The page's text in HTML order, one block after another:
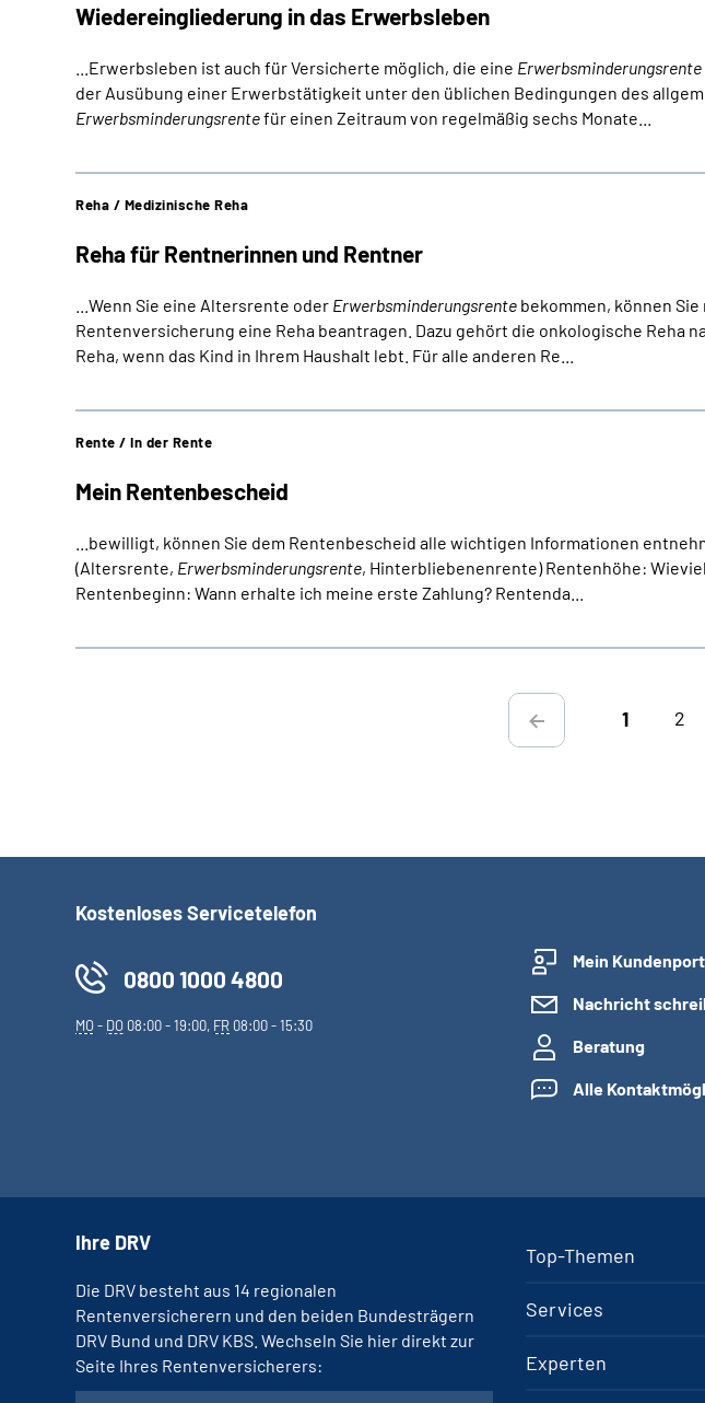
Wiedereingliederung in das Erwerbsleben
...Erwerbsleben ist auch für Versicherte möglich, die eine Erwerbsminderungsrente
der Ausübung einer Erwerbstätigkeit unter den üblichen Bedingungen des
Erwerbsminderungsrentefür einen Zeitraum von regelmäßig sechs Monate...
Reha für Rentnerinnen und Rentner
Reha / Medizinische Reha
...Wenn Sie eine Altersrente oder Erwerbsminderungsrente bekommen, können
Rentenversicherung eine Reha beantragen. Dazu gehört die onkologische Reha
Reha, wenn das Kind in Ihrem Haushalt lebt. Für alle anderen Re...
Mein Rentenbescheid
Rente / In der Rente
...bewilligt, können Sie dem Rentenbescheid alle wichtigen Informationen
(Altersrente, Erwerbsminderungsrente, Hinterbliebenenrente) Rentenhöhe:
Rentenbeginn: Wann erhalte ich meine erste Zahlung? Rentenda...
1 2
Kostenloses Servicetelefon
0800 1000 4800
MO- DO 08:00 - 19:00, FR 08:00 - 15:30
Mein
Nachricht
Beratung
Alle
Top-Themen
Services
Experten
Ihre DRV
Die DRV besteht aus 14 regionalen
Rentenversicherern und den beiden Bundesträgern
DRV Bund und DRV KBS. Wechseln Sie hier direkt zur
Seite Ihres Rentenversicherers: